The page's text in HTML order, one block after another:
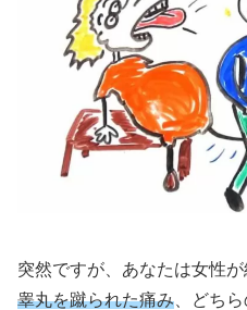
突然ですが、あなたは女性が
睾丸を蹴られた痛み 、どち